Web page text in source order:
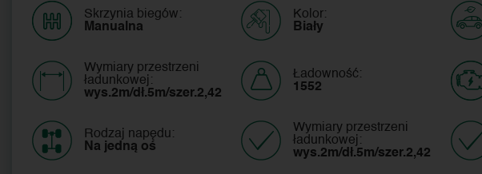
Skrzynia biegów:
Manualna
Kolor:
Biały
Wymiary przestrzeni
ładunkowej:
wys.2m/dł.5m/szer.2,42
Ładowność:
1552
Rodzaj napędu:
Na jedną oś
Wymiary przestrzeni
ładunkowej:
wys.2m/dł.5m/szer.2,42